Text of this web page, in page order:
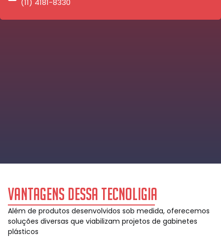
(11) 4181-8330
Vantagens dessa tecnoligia
Além de produtos desenvolvidos sob medida, oferecemos
soluções diversas que viabilizam projetos de gabinetes
plásticos